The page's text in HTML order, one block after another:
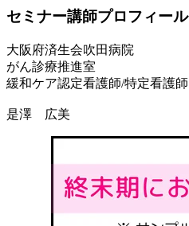
セミナー講師プロフィール
大阪府済生会吹田病院
がん診療推進室
緩和ケア認定看護師/特定看護師
是澤 広美